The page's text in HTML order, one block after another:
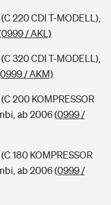
220 CDI T-MODELL),
/ AKL)
320 CDI T-MODELL),
/ AKM)
200 KOMPRESSOR
ab 2006(0999 /
180 KOMPRESSOR
ab 2006(0999 /